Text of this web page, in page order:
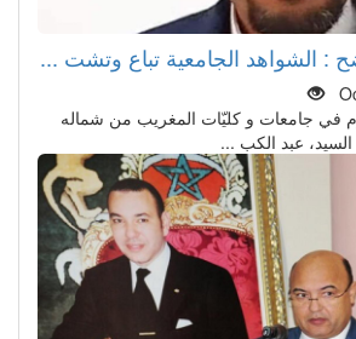
الشواهد الجامعية تباع وتشت ...
في جامعات و كليّات المغريب من شماله
عبد الكب ...